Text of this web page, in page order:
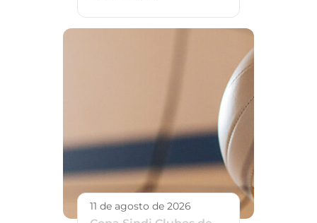
11 de agosto de 2026